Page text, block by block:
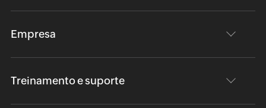
Empresa
Treinamento e suporte